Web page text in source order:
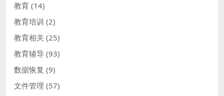
教育 (14)
教育培训 (2)
教育相关 (25)
教育辅导 (93)
数据恢复 (9)
文件管理 (57)